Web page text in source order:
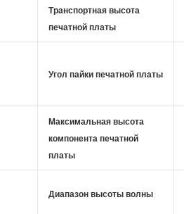
Транспортная высота
печатной платы
Угол пайки печатной платы
Максимальная высота
компонента печатной
платы
Диапазон высоты волны